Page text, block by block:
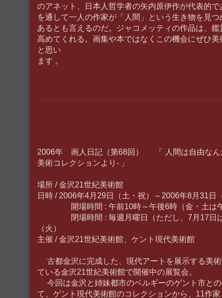
のアネット、日本人哲学者の矢内原伊作が代表的
を通して一人の作家が「人間」という生き物を見
あるとも言えるのだ。ジャコメッティの作品は、
高めてくれる。画集や本ではなくこの機会にぜひ
と思い
ます 。
2006年 画人日記（第68回） 「 人間は自由なん
美術コレクションより- 」
場所 / 金沢21世紀美術館
日時 / 2006年4月29日（土・祝）～2006年8月31日
開場時間 : 午前10時～午後6時（金・土は午
閉場時間 : 毎週月曜日（ただし、7月17日は
（火）
主催 / 金沢21世紀美術館、ケント現代美術館
古都金沢に完成した、現代アートを展示する美
ている金沢21世紀美術館で開催中の展覧会。
今回は金沢と姉妹都市のベルギーのゲント市と
て、ゲント現代美術館のコレクションから、11作